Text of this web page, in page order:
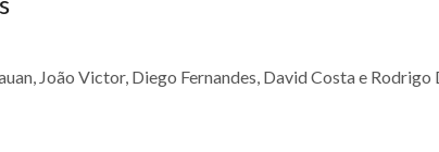
João Victor, Diego Fernandes, David Costa e Rodrigo